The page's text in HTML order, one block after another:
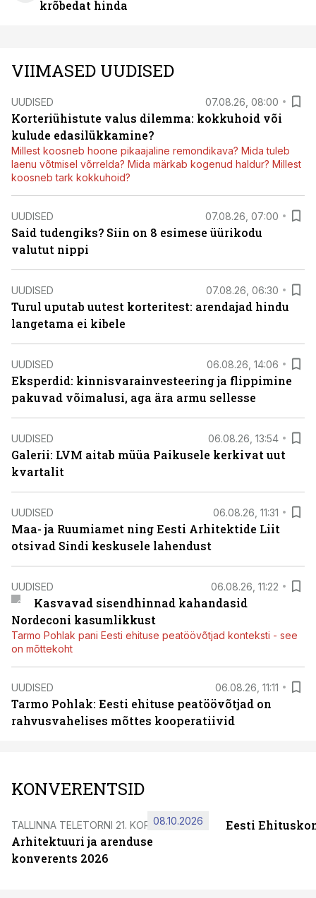
krõbedat hinda
VIIMASED UUDISED
UUDISED 07.08.26, 08:00
Korteriühistute valus dilemma: kokkuhoid või
kulude edasilükkamine?
Millest koosneb hoone pikaajaline remondikava? Mida tuleb
laenu võtmisel võrrelda? Mida märkab kogenud haldur? Millest
koosneb tark kokkuhoid?
UUDISED 07.08.26, 07:00
Said tudengiks? Siin on 8 esimese üürikodu
valutut nippi
UUDISED 07.08.26, 06:30
Turul uputab uutest korteritest: arendajad hindu
langetama ei kibele
UUDISED 06.08.26, 14:06
Eksperdid: kinnisvarainvesteering ja flippimine
pakuvad võimalusi, aga ära armu sellesse
UUDISED 06.08.26, 13:54
Galerii: LVM aitab müüa Paikusele kerkivat uut
kvartalit
UUDISED 06.08.26, 11:31
Maa- ja Ruumiamet ning Eesti Arhitektide Liit
otsivad Sindi keskusele lahendust
UUDISED 06.08.26, 11:22
Kasvavad sisendhinnad kahandasid
Nordeconi kasumlikkust
Tarmo Pohlak pani Eesti ehituse peatöövõtjad konteksti - see
on mõttekoht
UUDISED 06.08.26, 11:11
Tarmo Pohlak: Eesti ehituse peatöövõtjad on
rahvusvahelises mõttes kooperatiivid
KONVERENTSID
TALLINNA TELETORNI 21. KORRUSEL
Arhitektuuri ja arenduse
konverents 2026
08.10.2026 Eesti